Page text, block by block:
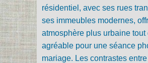
résidentiel, avec ses rues
ses immeubles modernes,
atmosphère plus urbaine tout
agréable pour une séance
mariage. Les contrastes